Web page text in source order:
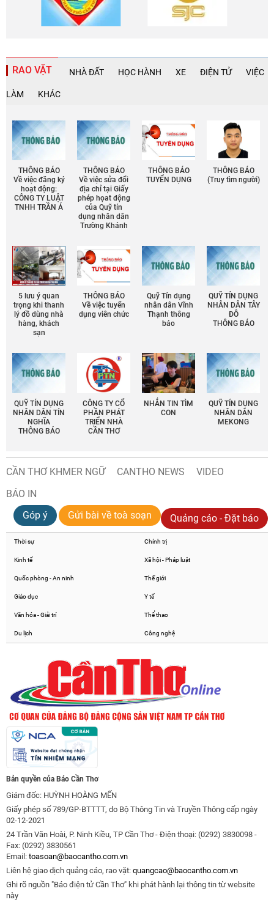
RAO VẶT NHÀ ĐẤT HỌC HÀNH XE ĐIỆN TỬ VIỆC
LÀM KHÁC
THÔNG BÁO
Về việc đăng ký
hoạt động:
CÔNG TY LUẬT
TNHH TRẦN Á
THÔNG BÁO
Về việc sửa đổi
địa chỉ tại Giấy
phép họat động
của Quỹ tín
dụng nhân dân
Trường Khánh
THÔNG BÁO
TUYỂN DỤNG
THÔNG BÁO
(Truy tìm người)
5 lưu ý quan
trọng khi thanh
lý đồ dùng nhà
hàng, khách
sạn
THÔNG BÁO
Về việc tuyển
dụng viên chức
Quỹ Tín dụng
nhân dân Vĩnh
Thạnh thông
báo
QUỸ TÍN DỤNG
NHÂN DÂN TÂY
ĐÔ
THÔNG BÁO
QUỸ TÍN DỤNG
NHÂN DÂN TÍN
NGHĨA
THÔNG BÁO
CÔNG TY CỔ
PHẦN PHÁT
TRIỂN NHÀ
CẦN THƠ
NHẮN TIN TÌM
CON
QUỸ TÍN DỤNG
NHÂN DÂN
MEKONG
CẦN THƠ KHMER NGỮ CANTHO NEWS
VIDEO
BÁO IN
Góp ý
Gửi bài về toà soạn Quảng cáo - Đặt báo
Thời sự Chính trị
Kinh tế Xã hội - Pháp luật
Quốc phòng - An ninh Thế giới
Giáo dục Y tế
Văn hóa - Giải trí Thể thao
Du lịch Công nghệ
Bản quyền của Báo Cần Thơ
Giám đốc: HUỲNH HOÀNG MẾN
Giấy phép số 789/GP-BTTTT, do Bộ Thông Tin và Truyền Thông cấp ngày
02-12-2021
24 Trần Văn Hoài, P. Ninh Kiều, TP Cần Thơ - Điện thoại: (0292) 3830098 -
Fax: (0292) 3830561
Email: toasoan@baocantho.com.vn
Liên hệ giao dịch quảng cáo, rao vặt: quangcao@baocantho.com.vn
Ghi rõ nguồn "Báo điện tử Cần Thơ" khi phát hành lại thông tin từ website
này